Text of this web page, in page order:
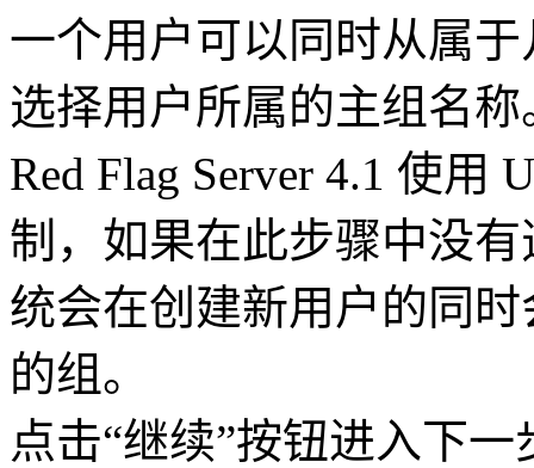
一个用户可以同时从属
选择用户所属的主组名称
Red Flag Server 4.1 使用
制，如果在此步骤中没
统会在创建新用户的同
的组。
点击“继续”按钮进入下